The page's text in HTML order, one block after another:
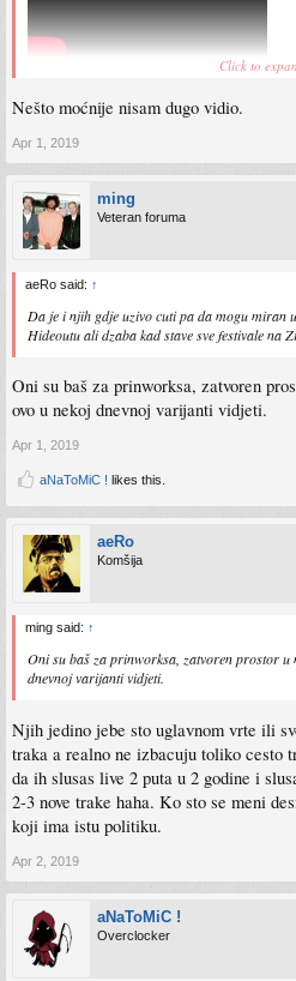
Click to
Nešto moćnije nisam dugo vidio.
Apr 1, 2019
ming
Veteran foruma
aeRo said: ↑
Da je i njih gdje uzivo cuti pa da mogu miran
Hideoutu ali dzaba kad stave sve festivale na
Oni su baš za prinworksa, zatvoren
ovo u nekoj dnevnoj varijanti vidjeti.
Apr 1, 2019
aNaToMiC ! likes this.
aeRo
Komšija
ming said: ↑
Oni su baš za prinworksa, zatvoren prostor
dnevnoj varijanti vidjeti.
Njih jedino jebe sto uglavnom vrte ili
traka a realno ne izbacuju toliko cesto
da ih slusas live 2 puta u 2 godine i
2-3 nove trake haha. Ko sto se meni
koji ima istu politiku.
Apr 2, 2019
aNaToMiC !
Overclocker